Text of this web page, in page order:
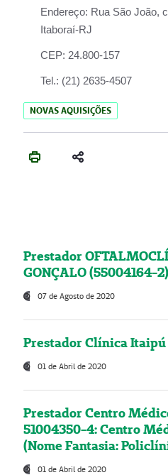
Endereço: Rua São João,
Itaboraí-RJ
CEP: 24.800-157
Tel.: (21) 2635-4507
NOVAS AQUISIÇÕES
Prestador
GONÇALO (55004164-2)
07 de Agosto de 2020
Prestador Clínica
01 de Abril de 2020
Prestador Centro
51004350-4: Centro
(Nome Fantasia:
01 de Abril de 2020